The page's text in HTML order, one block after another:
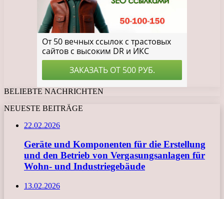
BELIEBTE NACHRICHTEN
NEUESTE BEITRÄGE
22.02.2026
Geräte und Komponenten für die Erstellung
und den Betrieb von Vergasungsanlagen für
Wohn- und Industriegebäude
13.02.2026